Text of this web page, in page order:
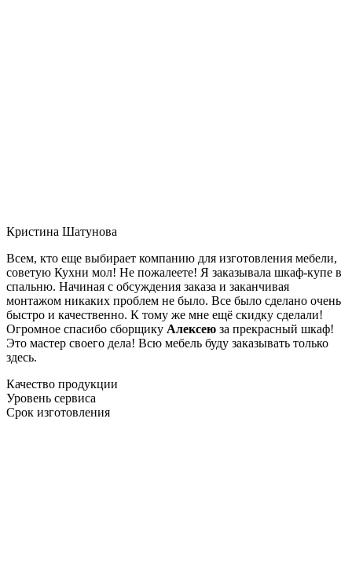
Кристина Шатунова
Всем, кто еще выбирает компанию для изготовления мебели,
советую Кухни мол! Не пожалеете! Я заказывала шкаф-купе в
спальню. Начиная с обсуждения заказа и заканчивая
монтажом никаких проблем не было. Все было сделано очень
быстро и качественно. К тому же мне ещё скидку сделали!
Огромное спасибо сборщику Алексею за прекрасный шкаф!
Это мастер своего дела! Всю мебель буду заказывать только
здесь.
Качество продукции
Уровень сервиса
Срок изготовления